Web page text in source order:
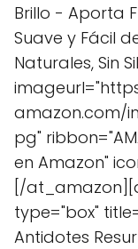
Brillo - Aporta
Suave y Fácil
Naturales, Sin
amazon.com/
pg"
en Amazon"
[/
type="box"
Antidotes